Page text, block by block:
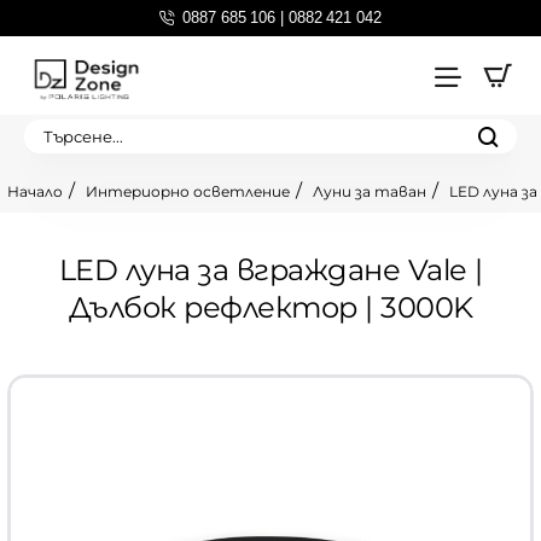
0887 685 106 | 0882 421 042
Търсене...
LED луна за вграждане Vale |
Дълбок рефлектор | 3000K
Интериорно осветление Луни за таван LED луна